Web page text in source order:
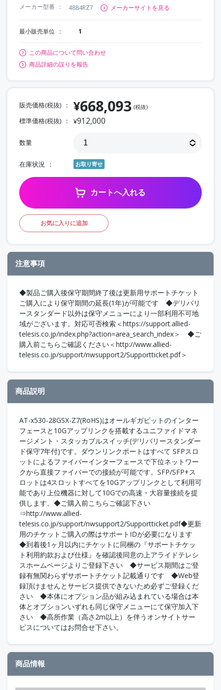
メーカー型番
4884RZ7 メーカーサイトを見る
最小販売単位 1
この商品について問い合わせ
商品詳細の誤りを報告
販売価格(税抜) ¥668,093 (税抜)
標準価格(税抜) ¥912,000
数量
在庫状況 お取り寄せ
カートへ入れる
お気に入りに追加
注意事項
◆製品ご購入後保守期間終了後は更新用サポートチケット
ご購入により保守期間の延長(1年)が可能です ◆デリバリ
ースタンダード以外は保守メニューにより一部利用不可地
域がございます。対応可否検索＜https://support.allied-
telesis.co.jp/index.php?action=area_search_index＞ ◆ご
購入前こちらご確認ください＜http://www.allied-
telesis.co.jp/support/nwsupport2/Supportticket.pdf＞
商品説明
AT-x530-28GSX-Z7(RoHS)はオールギガビットのインター
フェースと10Gアップリンクを搭載するユニファイドマネ
ージメント・スタッカブルスイッチ(デリバリースタンダー
ド保守7年付)です。ダウンリンクポートはすべて SFPスロ
ットによるファイバーインターフェースで下位ネットワー
クから直接ファイバーでの接続が可能です。SFP/SFP+ス
ロットは4スロットすべてを10Gアップリンクとして利用可
能であり上位機器に対して10Gでの高速・大容量接続を提
供します。◆ご購入前こちらご確認下さい
⇒http://www.allied-
telesis.co.jp/support/nwsupport2/Supportticket.pdf◆更新
用のチケットご購入の際はサポートIDが必要になります
◆到着後1ヶ月以内にチケットに同梱の『サポートチケッ
ト利用約款および仕様』を確認後同意の上アライドテレシ
スホームページよりご登録下さい ◆サービス期間はご登
録有無関わらずサポートチケット記載通りです ◆Web登
録頂けませんとサービス提供できないため必ずご登録くだ
さい ◆本体にオプション品が組み込まれている場合は本
体とオプションいずれも同じ保守メニューにて保守加入下
さい ◆高所作業（高さ2m以上）を伴うオンサイトサー
ビスについてはお問合せ下さい。
商品情報